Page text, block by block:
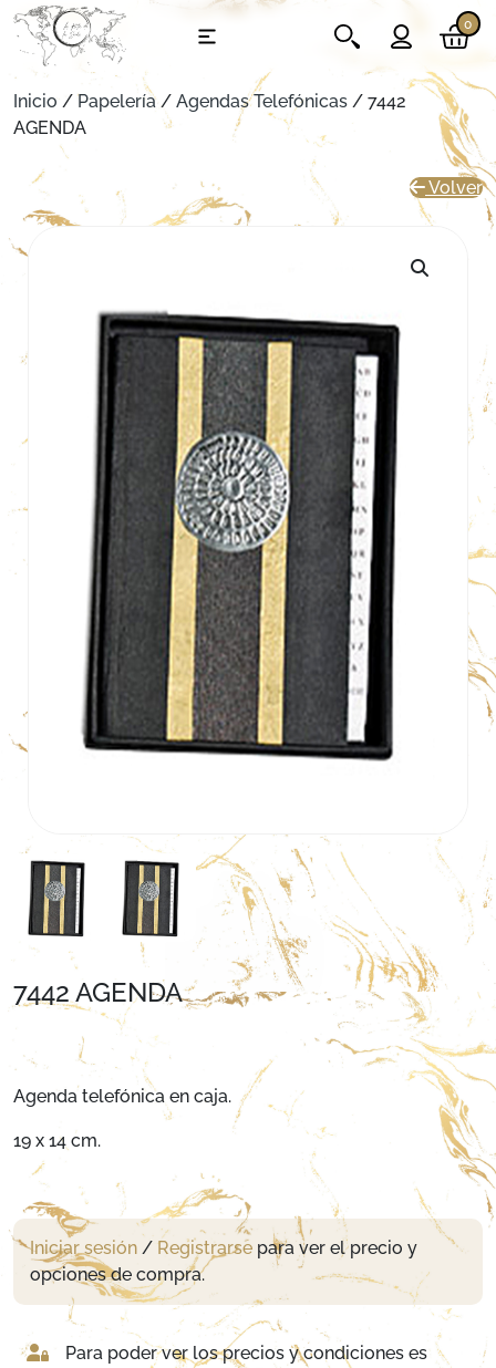
0
Inicio / Papelería / Agendas Telefónicas / 7442
AGENDA
Volver
7442 AGENDA
Agenda telefónica en caja.
19 x 14 cm.
Iniciar sesión / Registrarse para ver el precio y
opciones de compra.
Para poder ver los precios y condiciones es